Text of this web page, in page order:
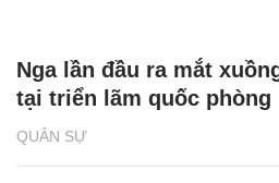
QUÂN SỰ
Nga lần đầu ra mắt
tại triển lãm quốc phòng